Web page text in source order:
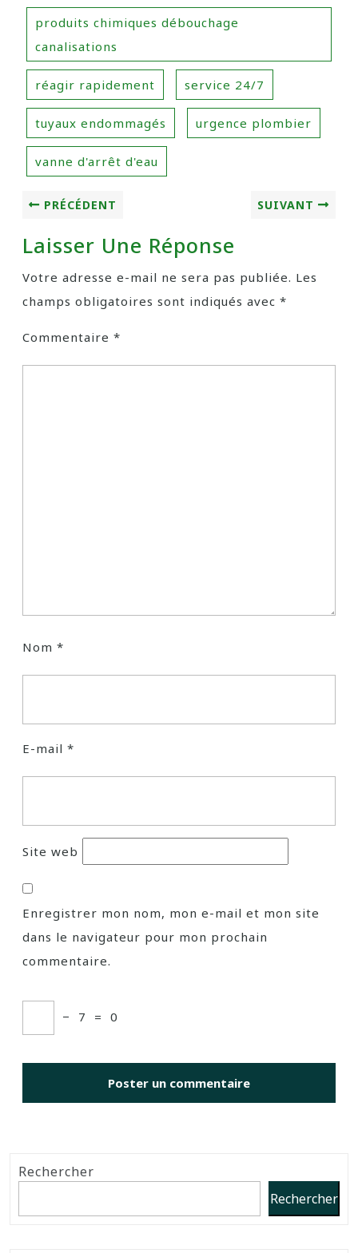
produits chimiques débouchage
canalisations
réagir rapidement service 24/7
tuyaux endommagés urgence plombier
vanne d'arrêt d'eau
PRÉCÉDENT SUIVANT
Laisser Une Réponse
Votre adresse e-mail ne sera pas publiée. Les
champs obligatoires sont indiqués avec *
Commentaire *
Nom *
E-mail *
Site web
Enregistrer mon nom, mon e-mail et mon site
dans le navigateur pour mon prochain
commentaire.
− 7 = 0
Rechercher
Rechercher